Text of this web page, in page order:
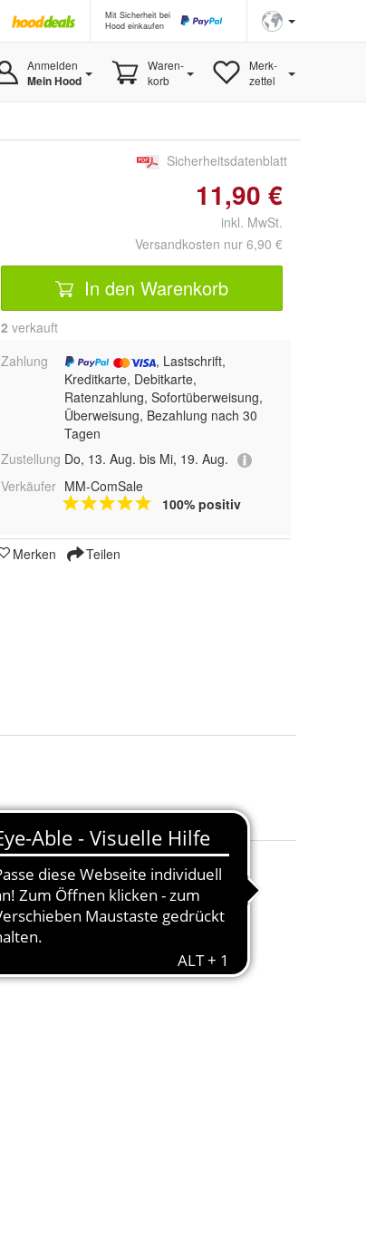
Mit Sicherheit bei
Hood einkaufen
Anmelden
Mein Hood
Waren-
korb
Merk-
zettel
Sicherheitsdatenblatt
11,90 €
inkl. MwSt.
Versandkosten nur 6,90 €
In den Warenkorb
2 verkauft
Zahlung
, Lastschrift,
Kreditkarte, Debitkarte,
Ratenzahlung, Sofortüberweisung,
Überweisung, Bezahlung nach 30
Tagen
Zustellung Do, 13. Aug. bis Mi, 19. Aug.
Verkäufer MM-ComSale
100% positiv
Merken Teilen